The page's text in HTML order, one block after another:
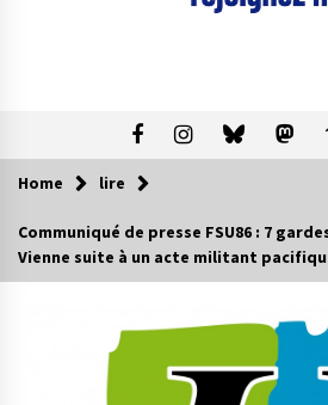
Home lire
Communiqué de presse FSU86 : 7
Vienne suite à un acte militant